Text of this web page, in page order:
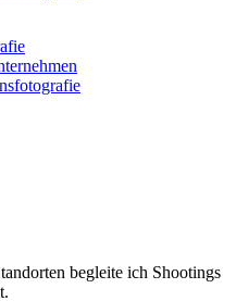
begleite ich Shootings